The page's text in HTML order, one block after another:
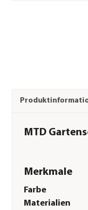
MTD
Merkmale
Farbe
Materialien